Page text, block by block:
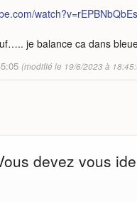
je balance ca dans
(modifié le 19/6/2023 à
devez vous